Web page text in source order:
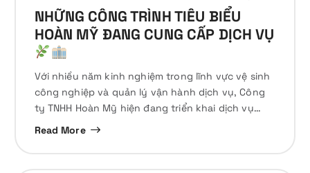
NHỮNG CÔNG TRÌNH TIÊU BIỂU
HOÀN MỸ ĐANG CUNG CẤP DỊCH VỤ
Với nhiều năm kinh nghiệm trong lĩnh vực vệ sinh
công nghiệp và quản lý vận hành dịch vụ, Công
ty TNHH Hoàn Mỹ hiện đang triển khai dịch vụ…
Read More